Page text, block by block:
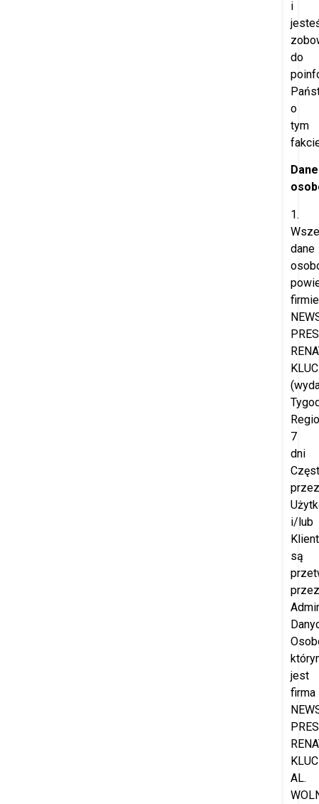
i
do
o
tym
Dane
1.
dane
firmie
7
dni
przez
i/lub
są
przez
jest
firma
AL.